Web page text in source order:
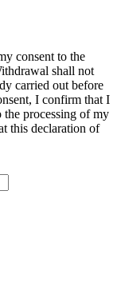
consent to the
shall not
carried out before
I confirm that I
the processing of my
this declaration of